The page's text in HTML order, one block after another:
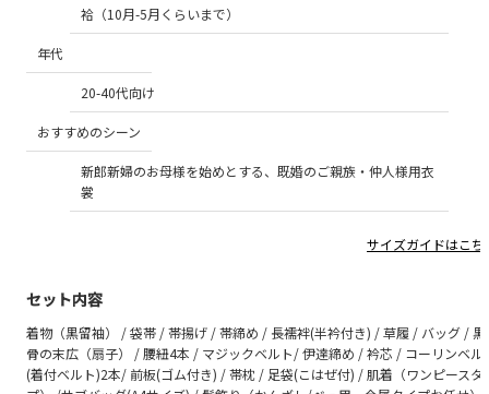
袷（10月-5月くらいまで）
年代
20-40代向け
おすすめのシーン
新郎新婦のお母様を始めとする、既婚のご親族・仲人様用衣
裳
サイズガイドはこち
セット内容
着物（黒留袖） / 袋帯 / 帯揚げ / 帯締め / 長襦袢(半衿付き) / 草履 / バッグ / 黒
骨の末広（扇子） / 腰紐4本 / マジックベルト/ 伊達締め / 衿芯 / コーリンベル
(着付ベルト)2本/ 前板(ゴム付き) / 帯枕 / 足袋(こはぜ付) / 肌着（ワンピースタ